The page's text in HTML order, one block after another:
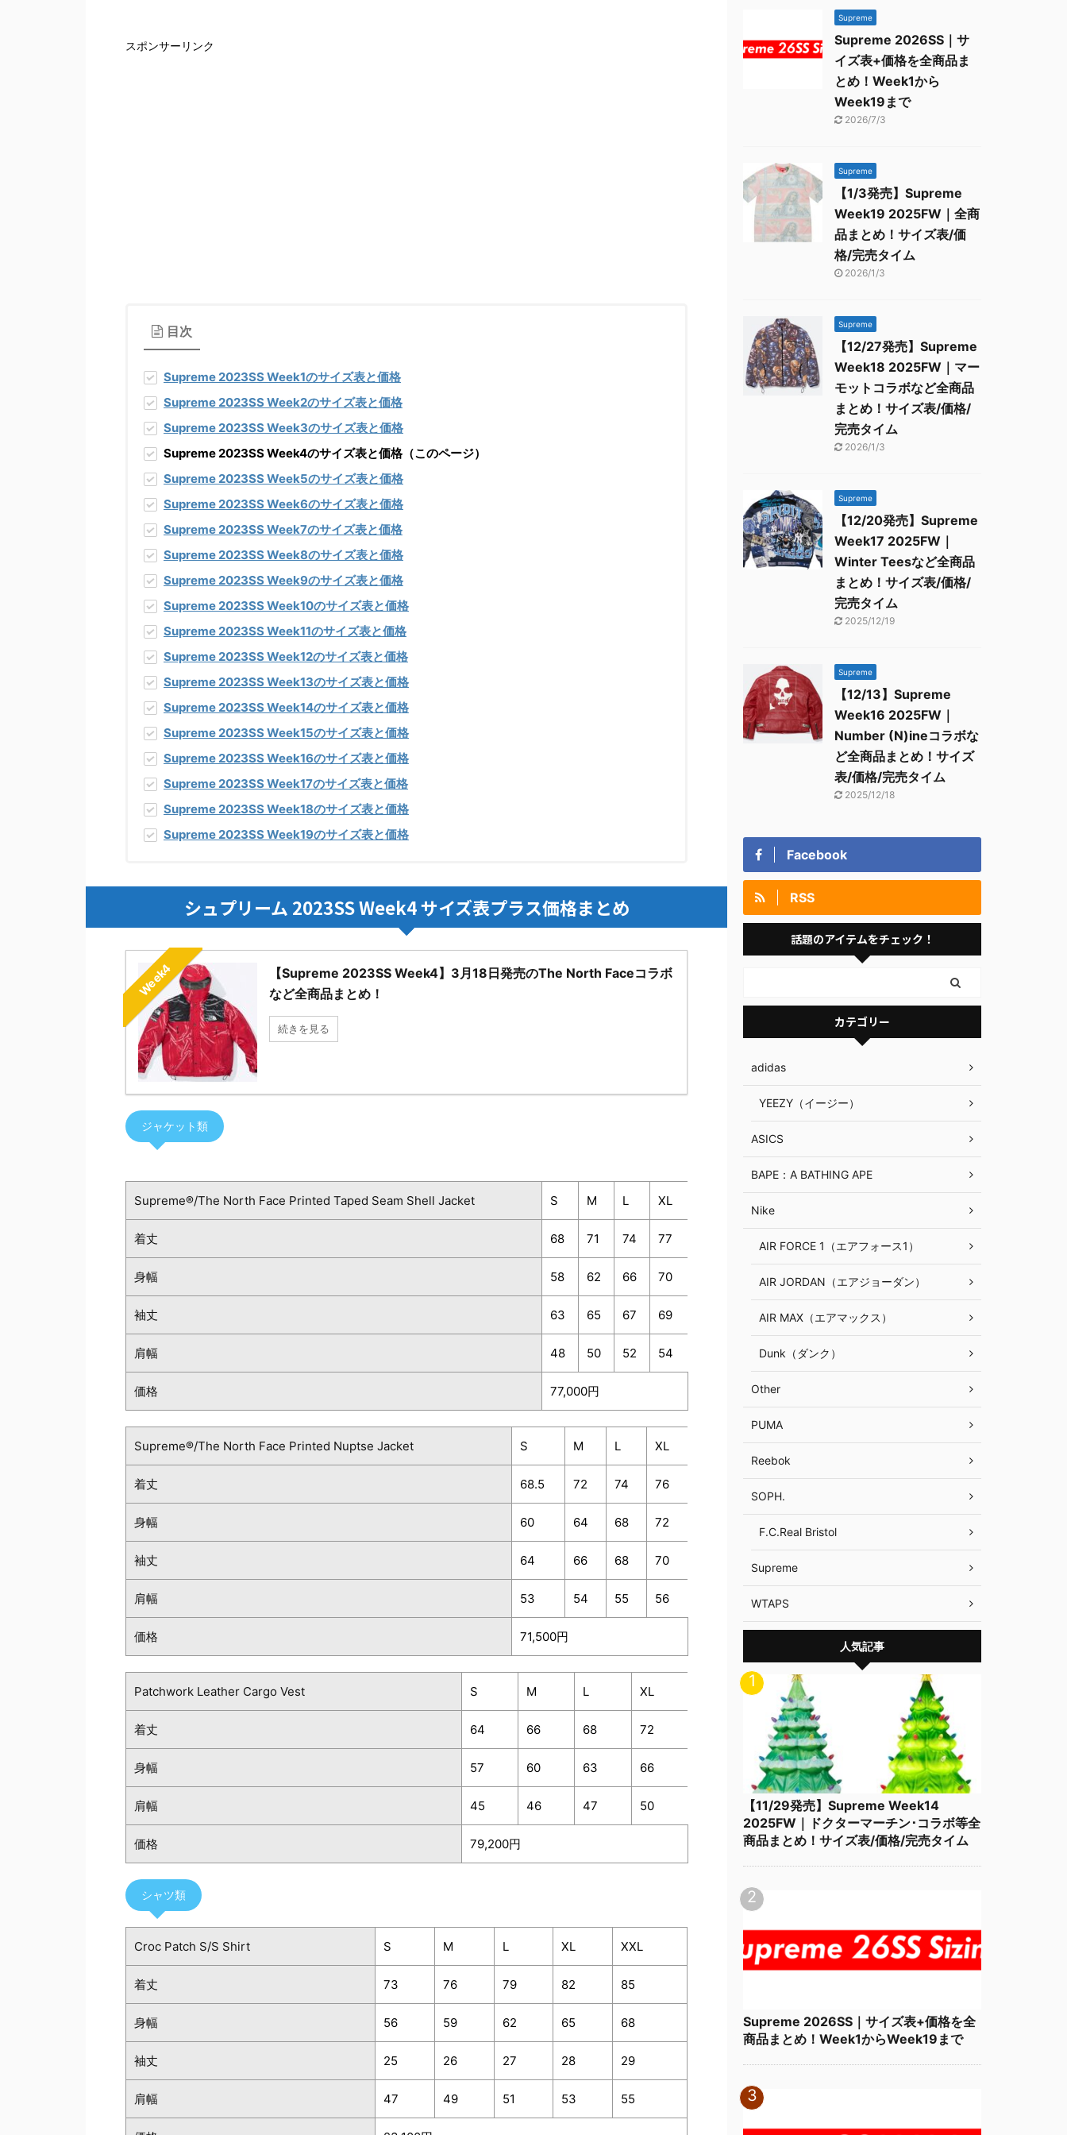
スポンサーリンク
目次
Supreme 2023SS Week1のサイズ表と価格
Supreme 2023SS Week2のサイズ表と価格
Supreme 2023SS Week3のサイズ表と価格
Supreme 2023SS Week4のサイズ表と価格（このページ）
Supreme 2023SS Week5のサイズ表と価格
Supreme 2023SS Week6のサイズ表と価格
Supreme 2023SS Week7のサイズ表と価格
Supreme 2023SS Week8のサイズ表と価格
Supreme 2023SS Week9のサイズ表と価格
Supreme 2023SS Week10のサイズ表と価格
Supreme 2023SS Week11のサイズ表と価格
Supreme 2023SS Week12のサイズ表と価格
Supreme 2023SS Week13のサイズ表と価格
Supreme 2023SS Week14のサイズ表と価格
Supreme 2023SS Week15のサイズ表と価格
Supreme 2023SS Week16のサイズ表と価格
Supreme 2023SS Week17のサイズ表と価格
Supreme 2023SS Week18のサイズ表と価格
Supreme 2023SS Week19のサイズ表と価格
シュプリーム 2023SS Week4 サイズ表プラス価格まとめ
Week4
【Supreme 2023SS Week4】3月18日発売のThe North Faceコラボ
など全商品まとめ！
続きを見る
ジャケット類
Supreme®/The North Face Printed Taped Seam Shell Jacket S M L XL
着丈 68 71 74 77
身幅 58 62 66 70
袖丈 63 65 67 69
肩幅 48 50 52 54
価格 77,000円
Supreme®/The North Face Printed Nuptse Jacket S M L XL
着丈 68.5 72 74 76
身幅 60 64 68 72
袖丈 64 66 68 70
肩幅 53 54 55 56
価格 71,500円
Patchwork Leather Cargo Vest S M L XL
着丈 64 66 68 72
身幅 57 60 63 66
肩幅 45 46 47 50
価格 79,200円
シャツ類
Croc Patch S/S Shirt S M L XL XXL
着丈 73 76 79 82 85
身幅 56 59 62 65 68
袖丈 25 26 27 28 29
肩幅 47 49 51 53 55
Supreme
Supreme 2026SS｜サ
イズ表+価格を全商品ま
とめ！Week1から
Week19まで
2026/7/3
Supreme
【1/3発売】Supreme
Week19 2025FW｜全商
品まとめ！サイズ表/価
格/完売タイム
2026/1/3
Supreme
【12/27発売】Supreme
Week18 2025FW｜マー
モットコラボなど全商品
まとめ！サイズ表/価格/
完売タイム
2026/1/3
Supreme
【12/20発売】Supreme
Week17 2025FW｜
Winter Teesなど全商品
まとめ！サイズ表/価格/
完売タイム
2025/12/19
Supreme
【12/13】Supreme
Week16 2025FW｜
Number (N)ineコラボな
ど全商品まとめ！サイズ
表/価格/完売タイム
2025/12/18
Facebook
RSS
話題のアイテムをチェック！
カテゴリー
adidas
YEEZY（イージー）
ASICS
BAPE：A BATHING APE
Nike
AIR FORCE 1（エアフォース1）
AIR JORDAN（エアジョーダン）
AIR MAX（エアマックス）
Dunk（ダンク）
Other
PUMA
Reebok
SOPH.
F.C.Real Bristol
Supreme
WTAPS
人気記事
【11/29発売】Supreme Week14
2025FW｜ドクターマーチン･コラボ等全
商品まとめ！サイズ表/価格/完売タイム
Supreme 2026SS｜サイズ表+価格を全
商品まとめ！Week1からWeek19まで